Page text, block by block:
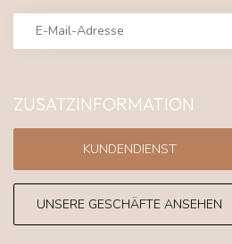
ZUSATZINFORMATION
KUNDENDIENST
UNSERE GESCHÄFTE ANSEHEN